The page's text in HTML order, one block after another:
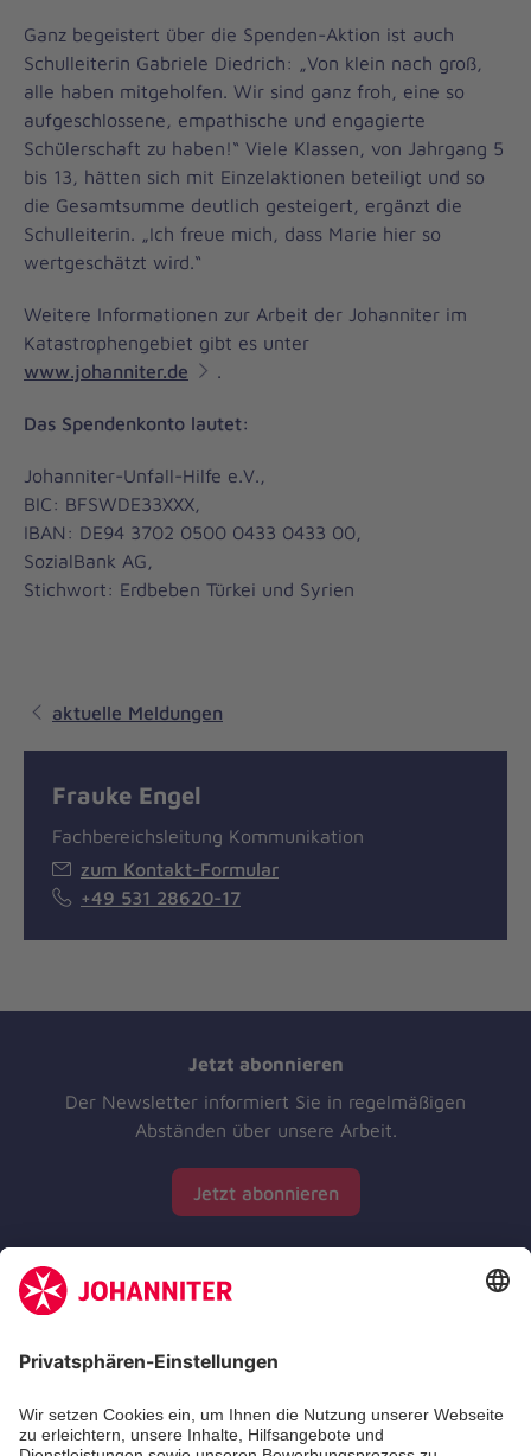
Ganz begeistert über die Spenden-Aktion ist auch
Schulleiterin Gabriele Diedrich: „Von klein nach groß,
alle haben mitgeholfen. Wir sind ganz froh, eine so
aufgeschlossene, empathische und engagierte
Schülerschaft zu haben!“ Viele Klassen, von Jahrgang 5
bis 13, hätten sich mit Einzelaktionen beteiligt und so
die Gesamtsumme deutlich gesteigert, ergänzt die
Schulleiterin. „Ich freue mich, dass Marie hier so
wertgeschätzt wird.“
Weitere Informationen zur Arbeit der Johanniter im
Katastrophengebiet gibt es unter
www.johanniter.de
.
Das Spendenkonto lautet:
Johanniter-Unfall-Hilfe e.V.,
BIC: BFSWDE33XXX,
IBAN: DE94 3702 0500 0433 0433 00,
SozialBank AG,
Stichwort: Erdbeben Türkei und Syrien
aktuelle Meldungen
Frauke Engel
Fachbereichsleitung Kommunikation
zum Kontakt-Formular
+49 531 28620-17
Jetzt abonnieren
Der Newsletter informiert Sie in regelmäßigen
Abständen über unsere Arbeit.
Jetzt abonnieren
Zertifizierung der Johanniter-Unfall-Hilfe e.V.
Die Johanniter GmbH führt das Spendenzertifikat